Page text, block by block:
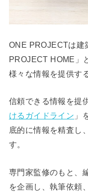
ONE PROJECTは建
PROJECT HOME」
様々な情報を提供す
信頼できる情報を提
けるガイドライン 」
底的に情報を精査し
す。
専門家監修のもと、
を企画し、執筆依頼